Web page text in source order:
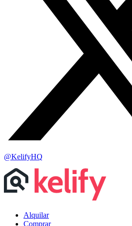
@KelifyHQ
Alquilar
Comprar